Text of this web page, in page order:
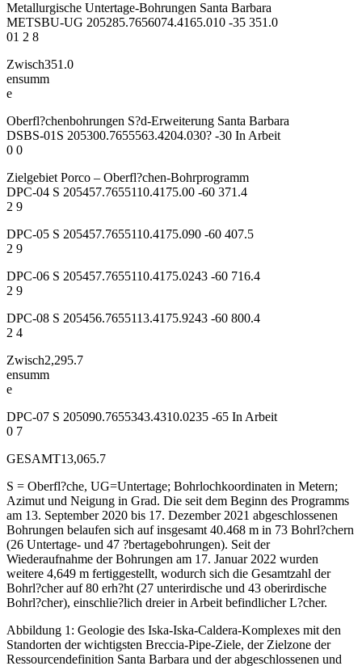
Metallurgische Untertage-Bohrungen Santa Barbara
METSBU-UG 205285.7656074.4165.010 -35 351.0
01 2 8
Zwisch351.0
ensumm
e
Oberfl?chenbohrungen S?d-Erweiterung Santa Barbara
DSBS-01S 205300.7655563.4204.030? -30 In Arbeit
0 0
Zielgebiet Porco – Oberfl?chen-Bohrprogramm
DPC-04 S 205457.7655110.4175.00 -60 371.4
2 9
DPC-05 S 205457.7655110.4175.090 -60 407.5
2 9
DPC-06 S 205457.7655110.4175.0243 -60 716.4
2 9
DPC-08 S 205456.7655113.4175.9243 -60 800.4
2 4
Zwisch2,295.7
ensumm
e
DPC-07 S 205090.7655343.4310.0235 -65 In Arbeit
0 7
GESAMT13,065.7
S = Oberfl?che, UG=Untertage; Bohrlochkoordinaten in Metern;
Azimut und Neigung in Grad. Die seit dem Beginn des Programms
am 13. September 2020 bis 17. Dezember 2021 abgeschlossenen
Bohrungen belaufen sich auf insgesamt 40.468 m in 73 Bohrl?chern
(26 Untertage- und 47 ?bertagebohrungen). Seit der
Wiederaufnahme der Bohrungen am 17. Januar 2022 wurden
weitere 4,649 m fertiggestellt, wodurch sich die Gesamtzahl der
Bohrl?cher auf 80 erh?ht (27 unterirdische und 43 oberirdische
Bohrl?cher), einschlie?lich dreier in Arbeit befindlicher L?cher.
Abbildung 1: Geologie des Iska-Iska-Caldera-Komplexes mit den
Standorten der wichtigsten Breccia-Pipe-Ziele, der Zielzone der
Ressourcendefinition Santa Barbara und der abgeschlossenen und